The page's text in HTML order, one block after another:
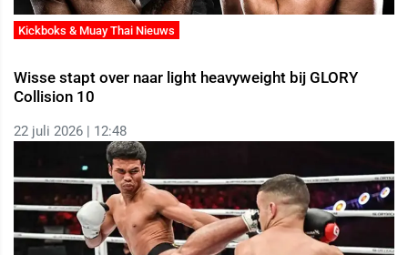
Kickboks & Muay Thai Nieuws
Wisse stapt over naar light heavyweight bij GLORY
Collision 10
22 juli 2026 | 12:48